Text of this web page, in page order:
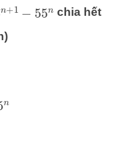
n+1− 55n chia hết